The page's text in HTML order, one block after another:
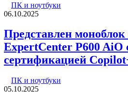
ПК и ноутбуки
06.10.2025
Представлен моноблок
ExpertCenter P600 AiO
сертификацией
ПК и ноутбуки
05.10.2025